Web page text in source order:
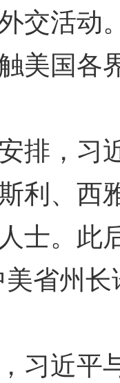
交活动
美国各
，习
利、西
士。此
美省州
近平